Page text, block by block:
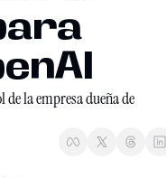
la empresa dueña de